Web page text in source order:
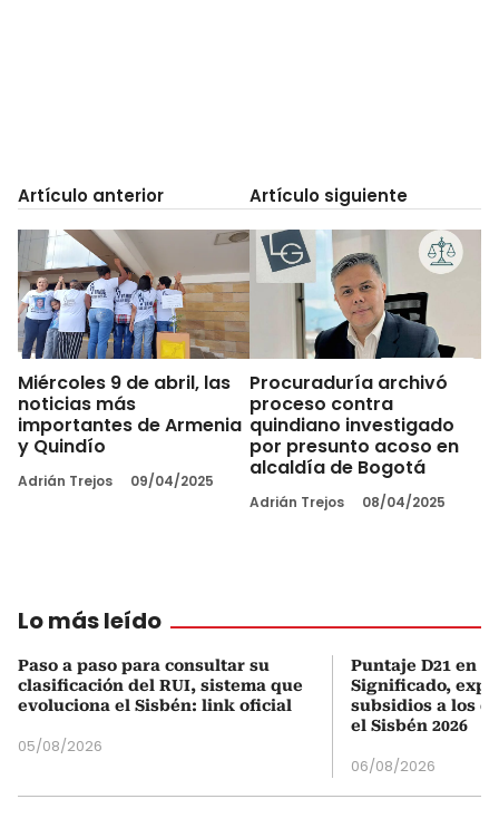
Artículo anterior
Miércoles 9 de abril, las
noticias más
importantes de Armenia
y Quindío
Adrián Trejos 09/04/2025
Artículo siguiente
Procuraduría archivó
proceso contra
quindiano investigado
por presunto acoso en
alcaldía de Bogotá
Adrián Trejos 08/04/2025
Lo más leído
Paso a paso para consultar su
clasificación del RUI, sistema que
evoluciona el Sisbén: link oficial
05/08/2026
Puntaje D21 en
Significado,
subsidios a los
el Sisbén 2026
06/08/2026